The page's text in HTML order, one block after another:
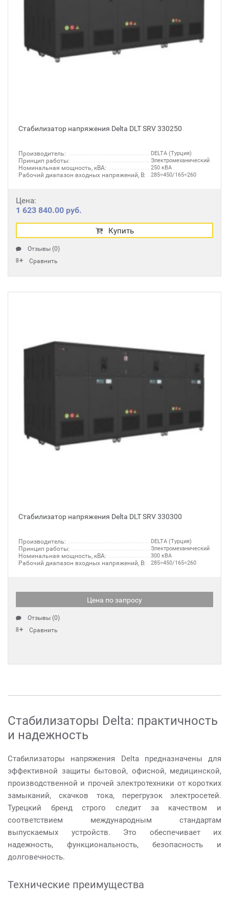
Стабилизатор напряжения Delta DLT SRV 330250
Производитель: DELTA (Турция)
Принцип работы: Электромеханический
Номинальная мощность, кВА: 250 кВА
Рабочий диапазон входных напряжений, В: 285÷450/165÷260
Цена:
1 623 840.00 руб.
Купить
Отзывы (0)
Сравнить
Стабилизатор напряжения Delta DLT SRV 330300
Производитель: DELTA (Турция)
Принцип работы: Электромеханический
Номинальная мощность, кВА: 300 кВА
Рабочий диапазон входных напряжений, В: 285÷450/165÷260
Цена по запросу
Отзывы (0)
Сравнить
Стабилизаторы Delta: практичность
и надежность
Стабилизаторы напряжения Delta предназначены для
эффективной защиты бытовой, офисной, медицинской,
производственной и прочей электротехники от коротких
замыканий, скачков тока, перегрузок электросетей.
Турецкий бренд строго следит за качеством и
соответствием международным стандартам
выпускаемых устройств. Это обеспечивает их
надежность, функциональность, безопасность и
долговечность.
Технические преимущества